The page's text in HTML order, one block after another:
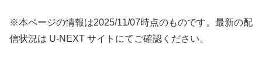
※本ページの情報は2025/11/07時点のものです。最新の配
信状況は U-NEXT サイトにてご確認ください。